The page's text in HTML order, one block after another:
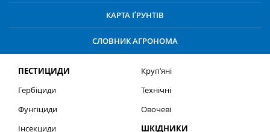
КАРТА ҐРУНТІВ
СЛОВНИК АГРОНОМА
ПЕСТИЦИДИ
Гербіциди
Фунгіциди
Інсекциди
Круп’яні
Технічні
Овочеві
ШКІДНИКИ